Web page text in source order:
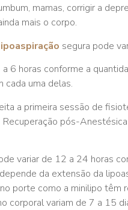
mamas, corrigir a
mais o corpo.
segura pode
6 horas conforme a
cada uma delas.
a primeira sessão de
pós-
variar de 12 a 24 horas
da extensão da
porte como a minilipo têm
corporal variam de 7 a 15